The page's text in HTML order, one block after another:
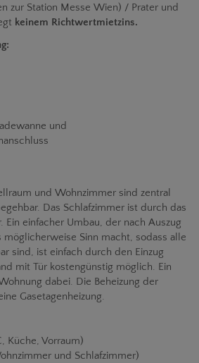
zur Station Messe Wien) / Prater und
keinem Richtwertmietzins.
und
und Wohnzimmer sind zentral
Das Schlafzimmer ist durch das
einfacher Umbau, der nach Auszug
Sinn macht, sodass alle
sind, ist einfach durch den Einzug
mit Tür kostengünstig möglich. Ein
dabei. Die Beheizung der
Gasetagenheizung.
Küche, Vorraum)
und Schlafzimmer)